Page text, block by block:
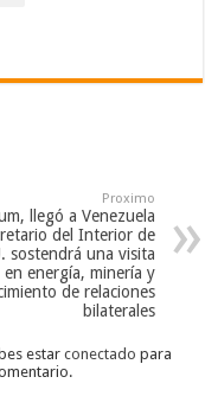
Proximo
llegó a Venezuela
del Interior de
sostendrá una visita
en energía, minería y
de relaciones
bilaterales
estarconectado para